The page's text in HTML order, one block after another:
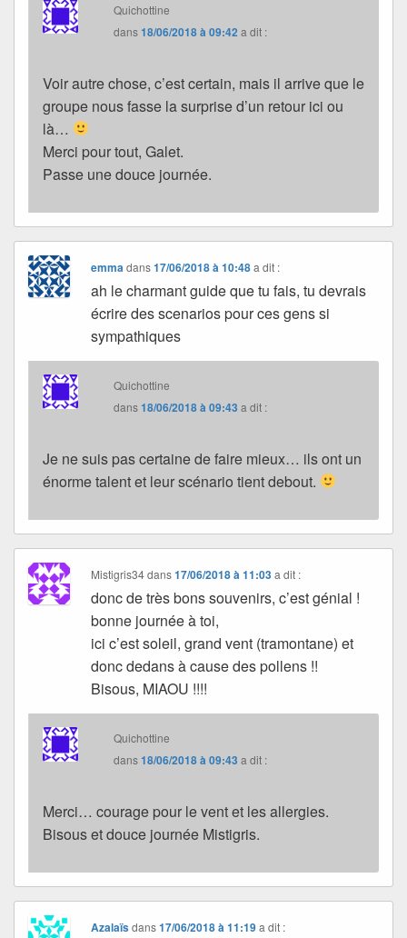
Quichottine
dans18/06/2018 à 09:42 a dit :
Voir autre chose, c’est certain, mais il arrive que le
groupe nous fasse la surprise d’un retour ici ou
là…
Merci pour tout, Galet.
Passe une douce journée.
emmadans17/06/2018 à 10:48 a dit :
ah le charmant guide que tu fais, tu devrais
écrire des scenarios pour ces gens si
sympathiques
Quichottine
dans18/06/2018 à 09:43 a dit :
Je ne suis pas certaine de faire mieux… ils ont un
énorme talent et leur scénario tient debout.
Mistigris34dans17/06/2018 à 11:03 a dit :
donc de très bons souvenirs, c’est génial !
bonne journée à toi,
ici c’est soleil, grand vent (tramontane) et
donc dedans à cause des pollens !!
Bisous, MIAOU !!!!
Quichottine
dans18/06/2018 à 09:43 a dit :
Merci… courage pour le vent et les allergies.
Bisous et douce journée Mistigris.
Azalaïsdans17/06/2018 à 11:19 a dit :